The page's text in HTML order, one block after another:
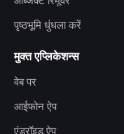
पृष्ठभूमि धुंधला करें
मुक्त एप्लिकेशन्स
वेब पर
आईफोन ऐप
एंड्रॉइड ऐप